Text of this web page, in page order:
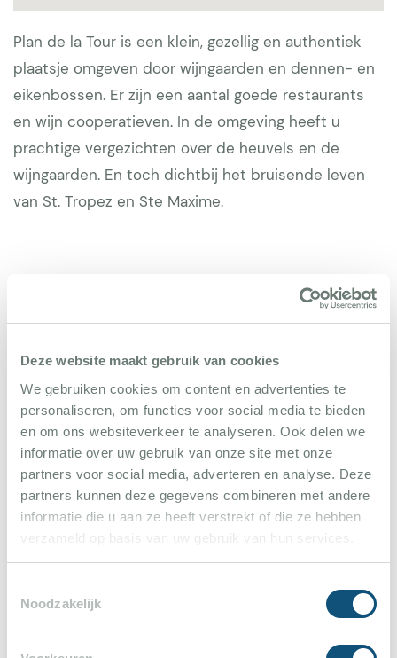
Deze website maakt gebruik van cookies
We gebruiken cookies om content en advertenties te
personaliseren, om functies voor social media te bieden
en om ons websiteverkeer te analyseren. Ook delen we
informatie over uw gebruik van onze site met onze
partners voor social media, adverteren en analyse. Deze
partners kunnen deze gegevens combineren met andere
informatie die u aan ze heeft verstrekt of die ze hebben
verzameld op basis van uw gebruik van hun services.
Noodzakelijk
Plan de la Tour is een klein, gezellig en authentiek
plaatsje omgeven door wijngaarden en dennen- en
eikenbossen. Er zijn een aantal goede restaurants
en wijn cooperatieven. In de omgeving heeft u
prachtige vergezichten over de heuvels en de
wijngaarden. En toch dichtbij het bruisende leven
van St. Tropez en Ste Maxime.
Reviews
Sandra
6 augustus 2023
10
We hebben een super week gehad in deze
prachtige villa! Echte aanrader!
9